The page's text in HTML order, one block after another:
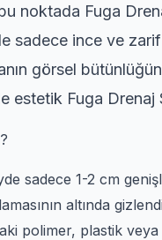
noktada Fuga
sadece ince ve
görsel
estetik Fuga Drenaj
sadece 1-2 cm
altında
polimer, plastik